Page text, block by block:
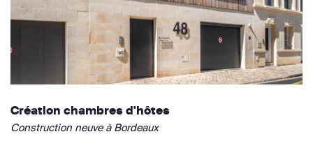
Création chambres d'hôtes
Construction neuve à Bordeaux